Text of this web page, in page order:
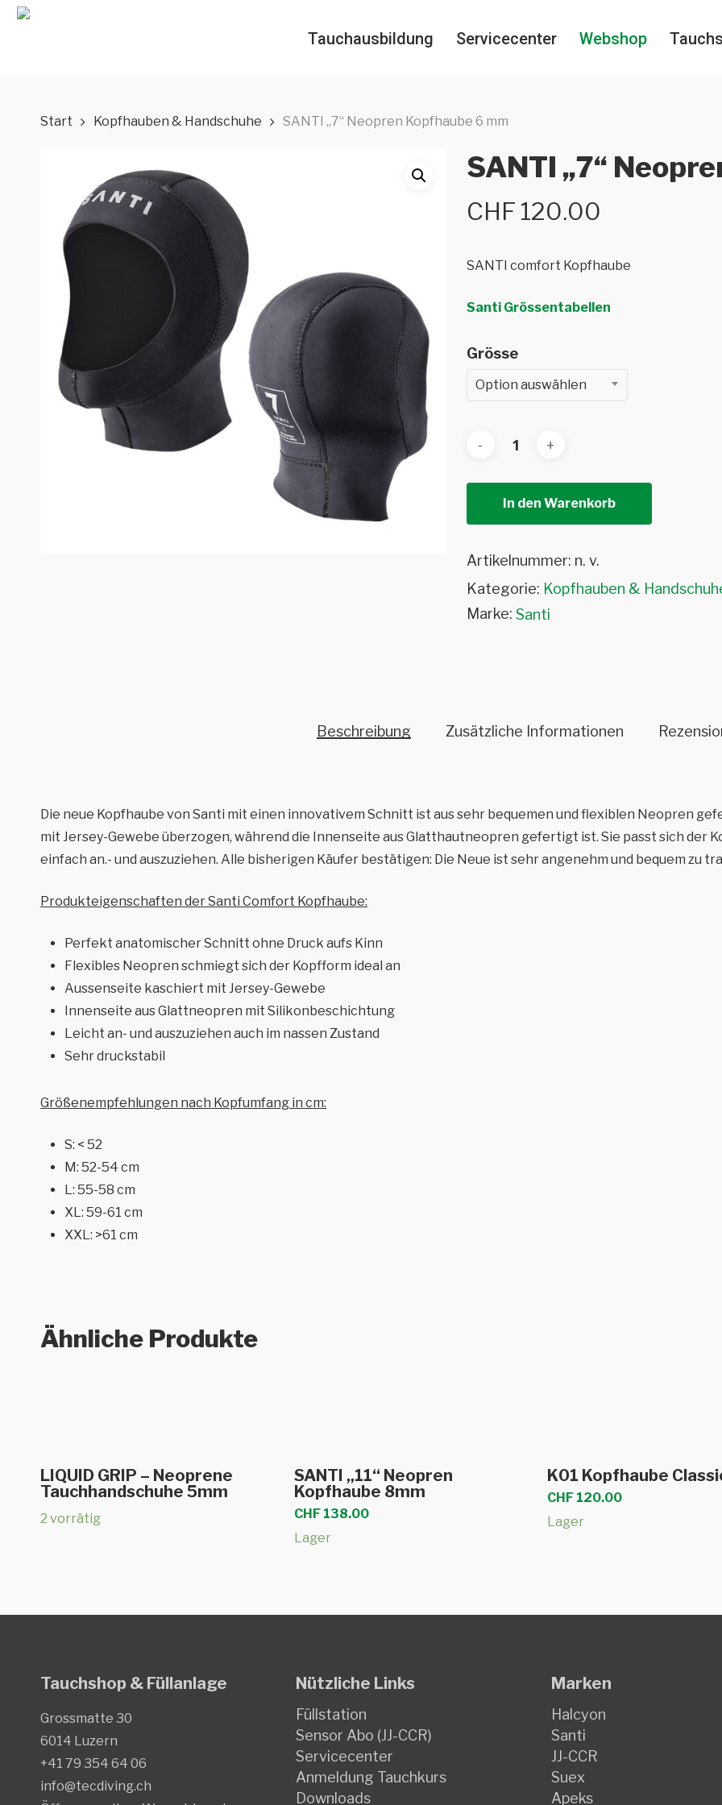
Skip
Tauchausbildung Servicecenter Webshop
Start Kopfhauben & Handschuhe SANTI „7“ Neopren Kopfhaube 6 mm
SANTI „7“
CHF 120.00
SANTI comfort Kopfhaube
Santi Grössentabellen
Grösse
Option auswählen
In den Warenkorb
Artikelnummer: n. v.
Kategorie: Kopfhauben &
Marke: Santi
Beschreibung Zusätzliche Informationen
Die neue Kopfhaube von Santi mit einen innovativem Schnitt ist aus sehr bequemen und flexiblen Neopren
mit Jersey-Gewebe überzogen, während die Innenseite aus Glatthautneopren gefertigt ist. Sie passt sich der
einfach an.- und auszuziehen. Alle bisherigen Käufer bestätigen: Die Neue ist sehr angenehm und bequem zu
Produkteigenschaften der Santi Comfort Kopfhaube:
Perfekt anatomischer Schnitt ohne Druck aufs Kinn
Flexibles Neopren schmiegt sich der Kopfform ideal an
Aussenseite kaschiert mit Jersey-Gewebe
Innenseite aus Glattneopren mit Silikonbeschichtung
Leicht an- und auszuziehen auch im nassen Zustand
Sehr druckstabil
Größenempfehlungen nach Kopfumfang in cm:
S: < 52
M: 52-54 cm
L: 55-58 cm
XL: 59-61 cm
XXL: >61 cm
Ähnliche Produkte
Ausführung wählen
Produkt
mehrere
Optionen
der
Produktseite
gewählt
werden
LIQUID GRIP – Neoprene
Tauchhandschuhe 5mm
2 vorrätig
Ausführung wählen
Produkt
weist
mehrere
Optionen
der
Produktseite
gewählt
werden
SANTI „11“ Neopren
Kopfhaube 8mm
CHF138.00
Lager
Ausführung
Produkt
weist
mehrere
Optionen
der
Produktseite
gewählt
werden
K01 Kopfhaube
CHF 120.00
Lager
Tauchshop & Füllanlage
Grossmatte 30
6014 Luzern
+41 79 354 64 06
info@tecdiving.ch
Nützliche Links
Füllstation
Sensor Abo (JJ-CCR)
Servicecenter
Anmeldung Tauchkurs
Downloads
Marken
Halcyon
Santi
JJ-CCR
Suex
Apeks